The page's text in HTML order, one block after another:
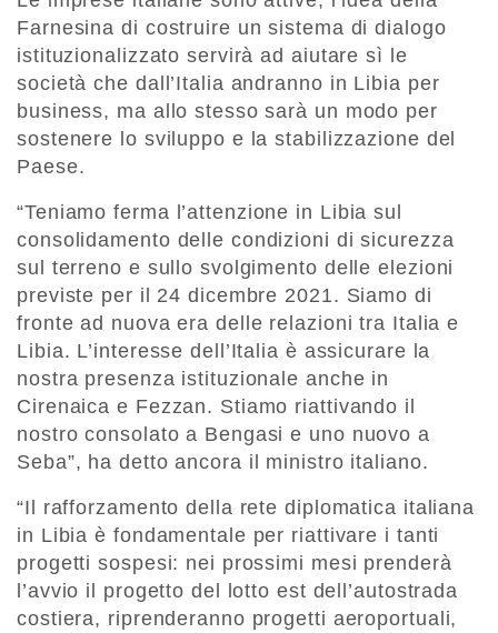
Farnesina di costruire un sistema di dialogo
istituzionalizzato servirà ad aiutare sì le
società che dall’Italia andranno in Libia per
business, ma allo stesso sarà un modo per
sostenere lo sviluppo e la stabilizzazione del
Paese.
“Teniamo ferma l’attenzione in Libia sul
consolidamento delle condizioni di sicurezza
sul terreno e sullo svolgimento delle elezioni
previste per il 24 dicembre 2021. Siamo di
fronte ad nuova era delle relazioni tra Italia e
Libia. L’interesse dell’Italia è assicurare la
nostra presenza istituzionale anche in
Cirenaica e Fezzan. Stiamo riattivando il
nostro consolato a Bengasi e uno nuovo a
Seba”, ha detto ancora il ministro italiano.
“Il rafforzamento della rete diplomatica italiana
in Libia è fondamentale per riattivare i tanti
progetti sospesi: nei prossimi mesi prenderà
l’avvio il progetto del lotto est dell’autostrada
costiera, riprenderanno progetti aeroportuali,